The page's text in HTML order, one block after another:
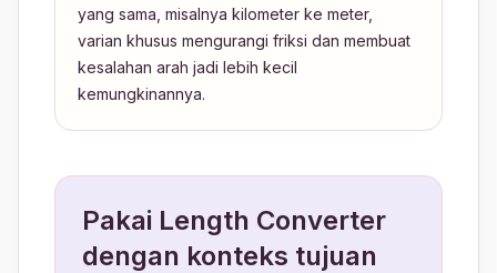
yang sama, misalnya kilometer ke meter,
varian khusus mengurangi friksi dan membuat
kesalahan arah jadi lebih kecil
kemungkinannya.
Pakai Length Converter
dengan konteks tujuan